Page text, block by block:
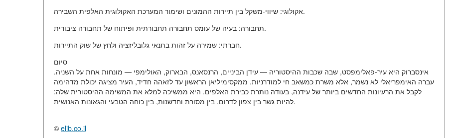
אקולוגי: שיווי-משקל בין תיירות ההמונים ושימור המערכת האקולוגית האלפית השבירה.
תחבורה: בעיה של עומס תחבורה תחבורתית ופיתוח של תחבורה ציבורית.
חברתי: שמירה על זהות בתנאי גלובליזציה ולחץ של שוק התיירות.
סיום
אינסברוק היא עיר-פאלימפסט, שבה שכבות ההיסטוריה — עידן הביניים, הרנסאנס, הבארוק, האולימפי — מונחות אחת על השניה.
עברה האימפריאלי לא נשמר, אלא משרת כמשאב חי למודרניות. ממקסימיליאן הראשון עד לזאהה חדיד, העיר מציגה יכולת מדהימה
לקבל את הרעיונות החדשים ביותר של עידנה, בעודה נותרת כבירת האלפים. היא ממשיכה למלא את המשימה ההיסטורית שלה:
להיות גשר בין צפון לדרום, בין מסורת וחדשנות, בין כוחה הטבעי והגאונות האנושית.
© elib.co.il